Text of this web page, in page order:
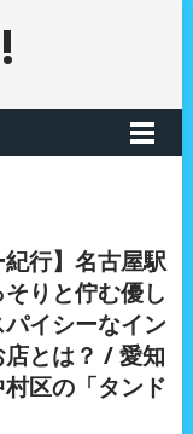
紀行】名古屋駅
りと佇む優し
イシーなイン
店とは？ / 愛知
区の「タンド